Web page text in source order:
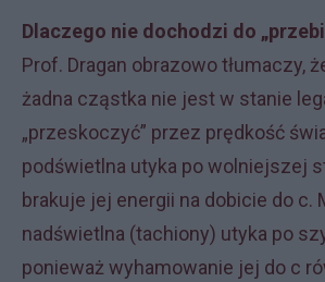
Dlaczego nie dochodzi do
Prof. Dragan obrazowo tłumaczy,
żadna cząstka nie jest w stanie
„przeskoczyć” przez prędkość
podświetlna utyka po wolniejszej
brakuje jej energii na dobicie do c.
nadświetlna (tachiony) utyka po
ponieważ wyhamowanie jej do c